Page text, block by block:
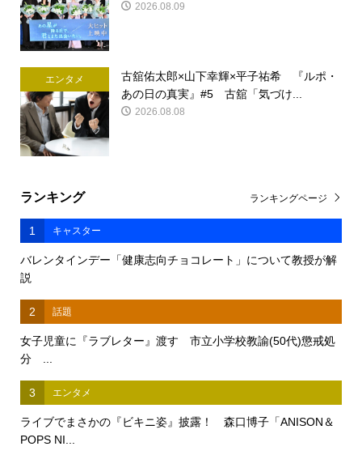
2026.08.09
エンタメ
古舘佑太郎×山下幸輝×平子祐希 『ルポ・
あの日の真実』#5 古舘「気づけ...
2026.08.08
ランキング
1 キャスター
バレンタインデー「健康志向チョコレート」について教授が解
説
2 話題
女子児童に『ラブレター』渡す 市立小学校教諭(50代)懲戒処
分 ...
3 エンタメ
ライブでまさかの『ビキニ姿』披露！ 森口博子「ANISON＆
POPS NI...
ランキングページ